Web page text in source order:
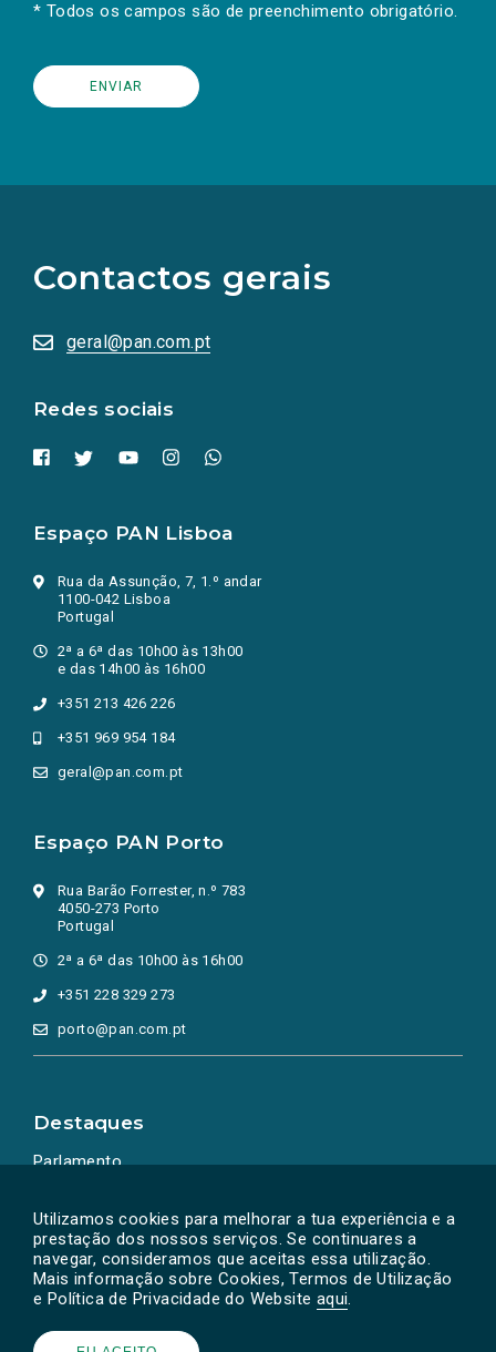
Utilizamos cookies para melhorar a tua experiência e a
prestação dos nossos serviços. Se continuares a
navegar, consideramos que aceitas essa utilização.
Mais informação sobre Cookies, Termos de Utilização
e Política de Privacidade do Website aqui.
* Todos os campos são de preenchimento obrigatório.
Contactos gerais
geral@pan.com.pt
Redes sociais
redes
sociais
numa
nova
Espaço PAN Lisboa
Rua da Assunção, 7, 1.º andar
1100-042 Lisboa
Portugal
2ª a 6ª das 10h00 às 13h00
e das 14h00 às 16h00
+351 213 426 226
+351 969 954 184
geral@pan.com.pt
Espaço PAN Porto
Rua Barão Forrester, n.º 783
4050-273 Porto
Portugal
2ª a 6ª das 10h00 às 16h00
+351 228 329 273
porto@pan.com.pt
Destaques
Parlamento